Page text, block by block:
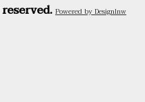
Powered by Designlnw